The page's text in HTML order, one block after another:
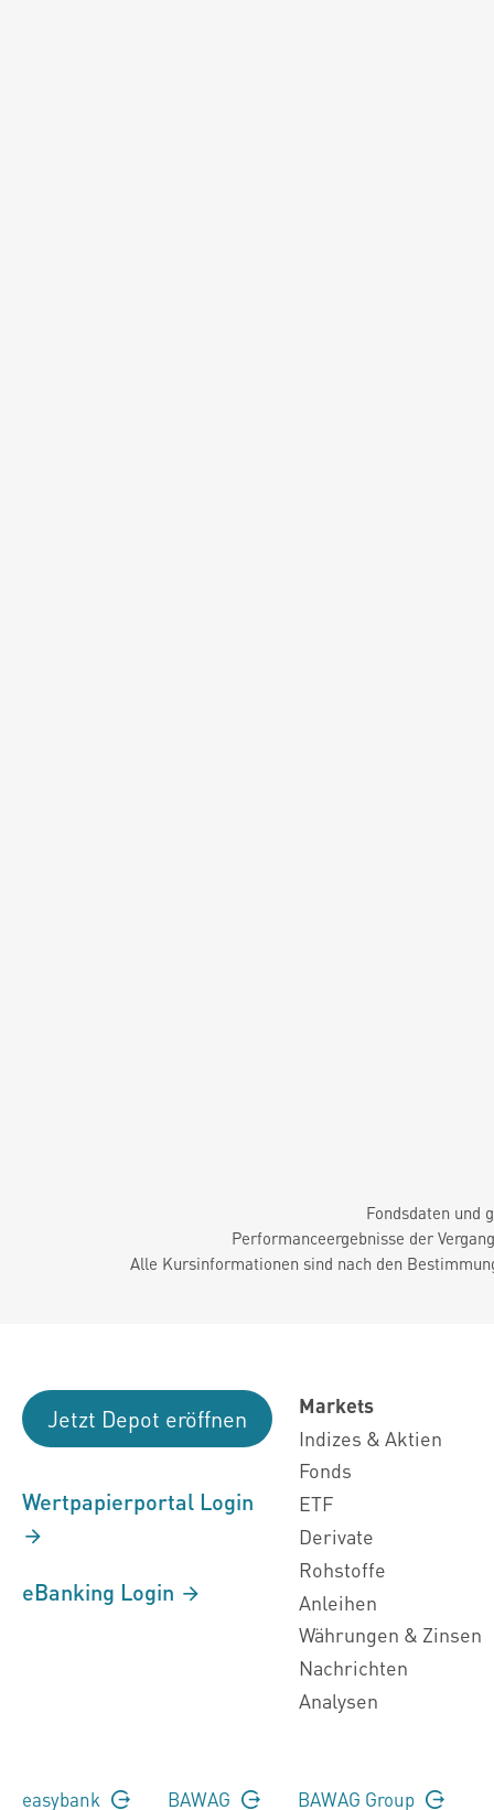
Fondsdaten und
Performanceergebnisse der
Alle Kursinformationen sind nach den
Jetzt Depot eröffnen
Wertpapierportal Login
eBanking Login
Markets
Indizes & Aktien
Fonds
ETF
Derivate
Rohstoffe
Anleihen
Währungen & Zinsen
Nachrichten
Analysen
easybank BAWAG BAWAG Group